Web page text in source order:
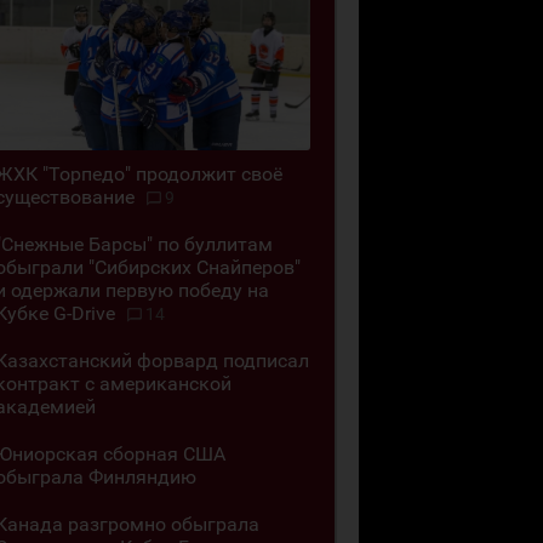
"Торпедо" продолжит своё
9
Барсы" по буллитам
"Сибирских Снайперов"
одержали первую победу на
G-Drive
14
форвард подписал
с американской
сборная США
Финляндию
разгромно обыграла